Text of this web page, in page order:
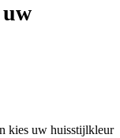
uw
kies uw huisstijlkleur